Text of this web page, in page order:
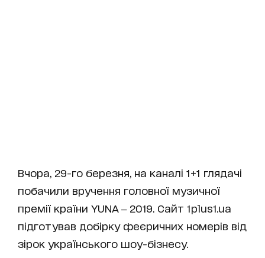
Вчора, 29-го березня, на каналі 1+1 глядачі
побачили вручення головної музичної
премії країни YUNA ‒ 2019 . Сайт 1plus1.ua
підготував добірку феєричних номерів від
зірок українського шоу-бізнесу.